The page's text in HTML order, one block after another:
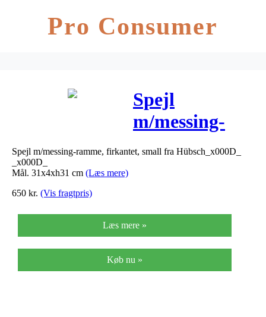
Pro Consumer
Spejl
m/messing-
ramme,
31x4xh31 cm
Spejl m/messing-ramme, firkantet, small fra Hübsch_x000D_
_x000D_
Mål. 31x4xh31 cm (Læs mere)
650 kr. (Vis fragtpris)
Læs mere »
Køb nu »